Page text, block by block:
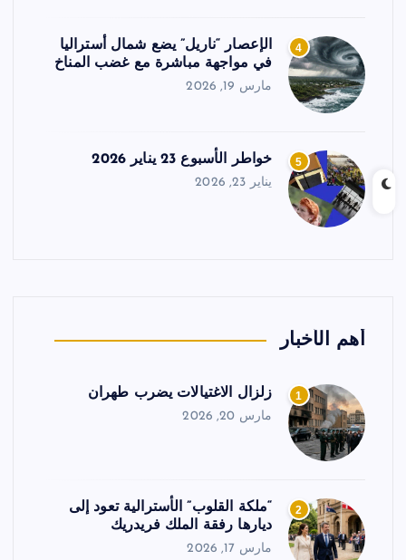
4
الإعصار “ناريل” يضع شمال أستراليا
في مواجهة مباشرة مع غضب المناخ
مارس 19, 2026
5 خواطر الأسبوع 23 يناير 2026
يناير 23, 2026
أهم الأخبار
1 زلزال الاغتيالات يضرب طهران
مارس 20, 2026
2
“ملكة القلوب” الأسترالية تعود إلى
ديارها رفقة الملك فريدريك
مارس 17, 2026